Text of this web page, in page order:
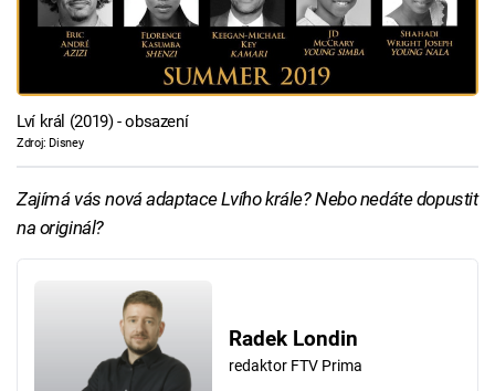
Lví král (2019) - obsazení
Zdroj: Disney
Zajímá vás nová adaptace Lvího krále? Nebo nedáte dopustit
na originál?
Radek Londin
redaktor FTV Prima